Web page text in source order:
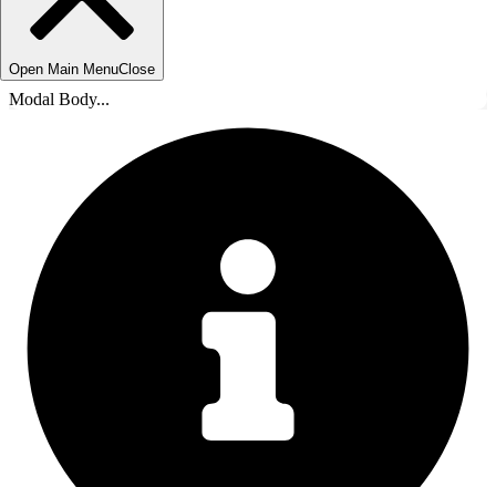
Open Main MenuClose
Modal Body...